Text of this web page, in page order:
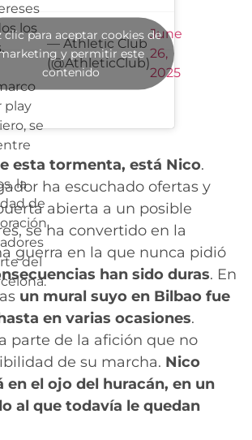
los
play
se
la
de
del
— Athletic Club
(@AthleticClub)
June
26,
2025
clic para aceptar cookies de
y permitir este
contenido
esta tormenta, está Nico.
ha escuchado ofertas y
abierta a un posible
se ha convertido en la
guerra en la que nunca pidió
han sido duras. En
un mural suyo en Bilbao fue
en varias ocasiones.
parte de la afición que no
de su marcha. Nico
en el ojo del huracán, en un
al que todavía le quedan